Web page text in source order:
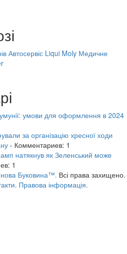
Автосервіс Liqui Moly Медичне
умови для оформлення в 2024
за організацію хресної ходи
- Комментариев: 1
натякнув як Зеленський може
1
Буковина™. Всі права захищено.
Правова інформація.